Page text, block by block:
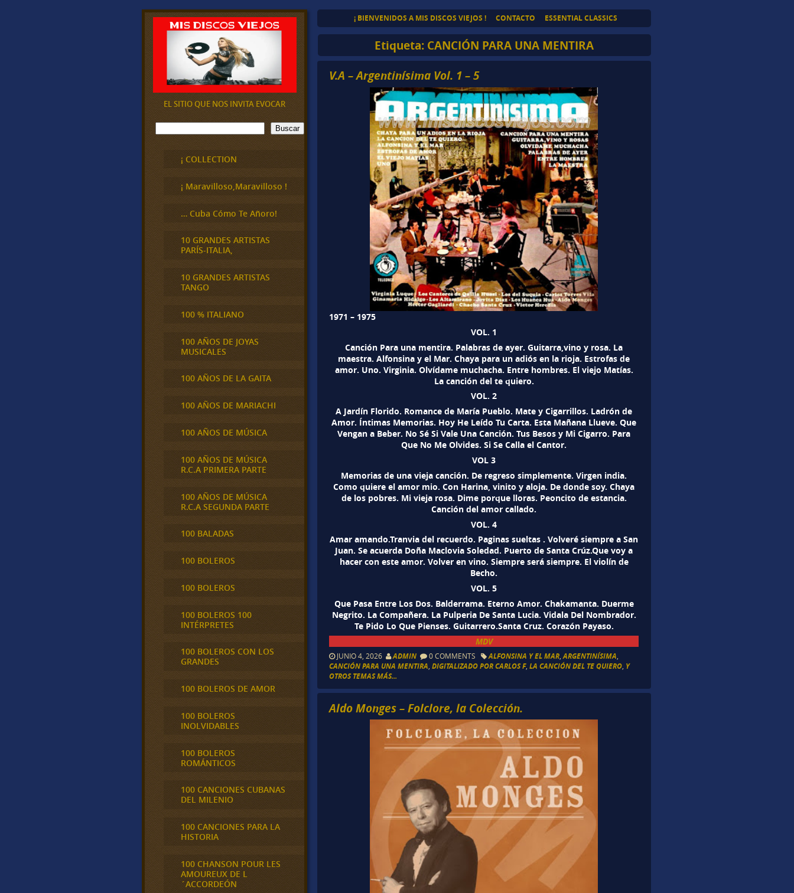
¡ BIENVENIDOS A MIS DISCOS VIEJOS ! CONTACTO ESSENTIAL CLASSICS
Etiqueta: CANCIÓN PARA UNA MENTIRA
V.A – Argentinísima Vol. 1 – 5
1971 – 1975
VOL. 1
Canción Para una mentira. Palabras de ayer. Guitarra,vino y rosa. La
maestra. Alfonsina y el Mar. Chaya para un adiós en la rioja. Estrofas de
amor. Uno. Virginia. Olvídame muchacha. Entre hombres. El viejo Matías.
La canción del te quiero.
VOL. 2
A Jardín Florido. Romance de María Pueblo. Mate y Cigarrillos. Ladrón de
Amor. Íntimas Memorias. Hoy He Leído Tu Carta. Esta Mañana Llueve. Que
Vengan a Beber. No Sé Si Vale Una Canción. Tus Besos y Mi Cigarro. Para
Que No Me Olvides. Si Se Calla el Cantor.
VOL 3
Memorias de una vieja canción. De regreso simplemente. Virgen india.
Como quiere el amor mio. Con Harina, vinito y aloja. De donde soy. Chaya
de los pobres. Mi vieja rosa. Dime porque lloras. Peoncito de estancia.
Canción del amor callado.
VOL. 4
Amar amando.Tranvia del recuerdo. Paginas sueltas . Volveré siempre a San
Juan. Se acuerda Doña Maclovia Soledad. Puerto de Santa Crúz.Que voy a
hacer con este amor. Volver en vino. Siempre será siempre. El violín de
Becho.
VOL. 5
Que Pasa Entre Los Dos. Balderrama. Eterno Amor. Chakamanta. Duerme
Negrito. La Compañera. La Pulperia De Santa Lucia. Vidala Del Nombrador.
Te Pido Lo Que Pienses. Guitarrero.Santa Cruz. Corazón Payaso.
MDV
JUNIO 4, 2026 ADMIN 0 COMMENTS ALFONSINA Y EL MAR ,ARGENTINÍSIMA
CANCIÓN PARA UNA MENTIRA ,DIGITALIZADO POR CARLOS F,LA CANCIÓN DEL TE QUIERO Y
OTROS TEMAS MÁS...
Aldo Monges – Folclore, la Colección.
EL SITIO QUE NOS INVITA EVOCAR
B
u
Buscar
¡ COLLECTION
¡ Maravilloso,Maravilloso !
… Cuba Cómo Te Añoro!
10 GRANDES ARTISTAS
PARÍS-ITALIA,
10 GRANDES ARTISTAS
TANGO
100 % ITALIANO
100 AÑOS DE JOYAS
MUSICALES
100 AÑOS DE LA GAITA
100 AÑOS DE MARIACHI
100 AÑOS DE MÚSICA
100 AÑOS DE MÚSICA
R.C.A PRIMERA PARTE
100 AÑOS DE MÚSICA
R.C.A SEGUNDA PARTE
100 BALADAS
100 BOLEROS
100 BOLEROS
100 BOLEROS 100
INTÉRPRETES
100 BOLEROS CON LOS
GRANDES
100 BOLEROS DE AMOR
100 BOLEROS
INOLVIDABLES
100 BOLEROS
ROMÁNTICOS
100 CANCIONES CUBANAS
DEL MILENIO
100 CANCIONES PARA LA
HISTORIA
100 CHANSON POUR LES
AMOUREUX DE L
´ACCORDEÓN